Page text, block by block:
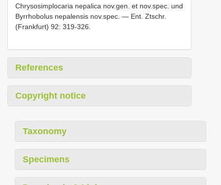
Chrysosimplocaria nepalica nov.gen. et nov.spec. und
Byrrhobolus nepalensis nov.spec. — Ent. Ztschr.
(Frankfurt) 92: 319-326.
References
Copyright notice
Taxonomy
Specimens